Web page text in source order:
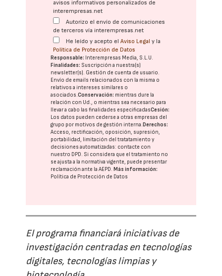
avisos informativos personalizados de
interempresas.net
Autorizo el envío de comunicaciones
de terceros vía interempresas.net
He leído y acepto elAviso Legal y la
Política de Protección de Datos
Responsable: Interempresas Media, S.L.U.
Finalidades: Suscripción a nuestra(s)
newsletter(s). Gestión de cuenta de usuario.
Envío de emails relacionados con la misma o
relativos a intereses similares o
asociados.Conservación: mientras dure la
relación con Ud., o mientras sea necesario para
llevar a cabo las finalidades especificadasCesión:
Los datos pueden cederse a otras empresas del
grupo por motivos de gestión interna.Derechos:
Acceso, rectificación, oposición, supresión,
portabilidad, limitación del tratatamiento y
decisiones automatizadas: contacte con
nuestro DPD. Si considera que el tratamiento no
se ajusta a la normativa vigente, puede presentar
reclamación ante laAEPD.Más información:
Política de Protección de Datos
El programa financiará iniciativas de
investigación centradas en tecnologías
digitales, tecnologías limpias y